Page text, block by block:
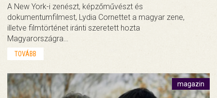
A New York-i zenészt, képzőművészt és
dokumentumfilmest, Lydia Cornettet a magyar zene,
illetve filmtörténet iránti szeretett hozta
Magyarországra…
TOVÁBB
magazin